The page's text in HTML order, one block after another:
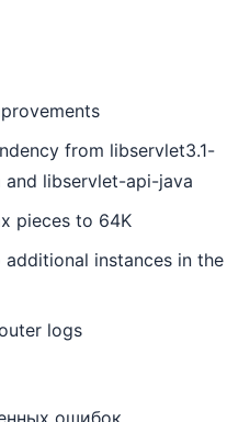
from libservlet3.1-
libservlet-api-java
pieces to 64K
instances in the
logs
ошибок